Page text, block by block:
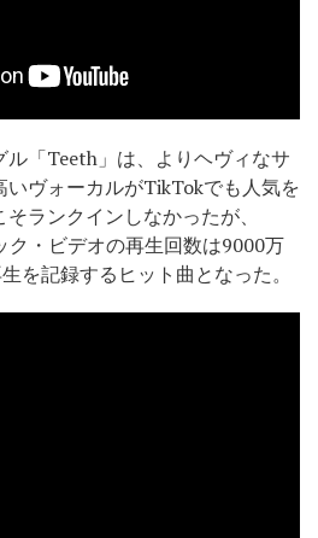
「Teeth」は、よりヘヴィなサ
いヴォーカルがTikTokでも人気を
ランクインしなかったが、
ク・ビデオの再生回数は9000万
を記録するヒット曲となった。